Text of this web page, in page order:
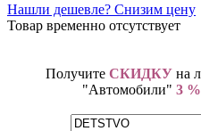
Нашли дешевле? Снизим цену
Товар временно отсутствует
Получите СКИДКУ на
"Автомобили" 3 %